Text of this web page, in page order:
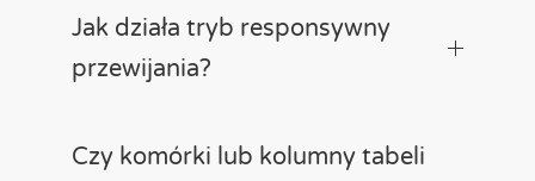
Jak działa tryb responsywny
przewijania?
Czy komórki lub kolumny tabeli